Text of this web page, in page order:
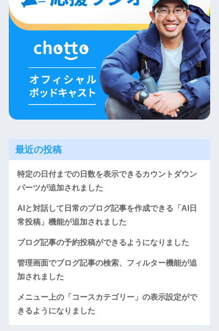
最近の投稿
特定の日付までの日数を表示できるカウントダウン
パーツが追加されました
AIと対話して日常のブログ記事を作成できる「AI日
常投稿」機能が追加されました
ブログ記事の予約投稿ができるようになりました
管理画面でブログ記事の検索、フィルター機能が追
加されました
メニュー上の「コースカテゴリー」の表示設定がで
きるようになりました